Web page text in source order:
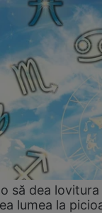
să dea
lumea la